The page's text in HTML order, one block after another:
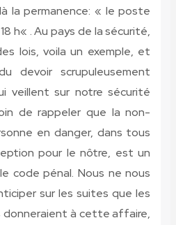
la permanence: « le poste
h« . Au pays de la sécurité,
lois, voila un exemple, et
devoir scrupuleusement
veillent sur notre sécurité
de rappeler que la non-
en danger, dans tous
pour le nôtre, est un
code pénal. Nous ne nous
sur les suites que les
à cette affaire,